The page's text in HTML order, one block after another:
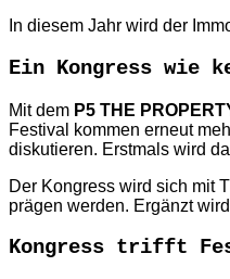
In diesem Jahr wird der
Ein Kongress wie
Mit dem P5 THE
Festival kommen erneut
diskutieren. Erstmals wird
Der Kongress wird sich mit
prägen werden. Ergänzt
Kongress trifft